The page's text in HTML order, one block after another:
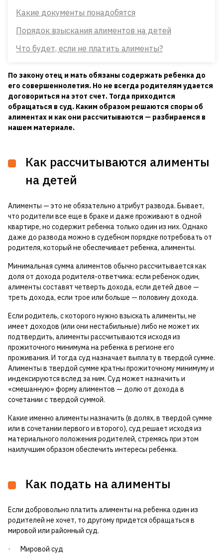
Какие документы понадобятся
Порядок взыскания алиментов на детей
Что будет, если не платить алименты?
По закону отец и мать обязаны содержать ребенка до
его совершеннолетия. Но не всегда родителям удается
договориться на этот счет. Тогда приходится
обращаться в суд. Каким образом решаются споры об
алиментах и как они рассчитываются — разбираемся в
нашем материале.
Как рассчитываются алименты
на детей
Алименты — это не обязательно атрибут развода. Бывает,
что родители все еще в браке и даже проживают в одной
квартире, но содержит ребенка только один из них. Однако
даже до развода можно в судебном порядке потребовать от
родителя, который не обеспечивает ребенка, алименты.
Минимальная сумма алиментов обычно рассчитывается как
доля от дохода родителя-ответчика: если ребенок один,
алименты составят четверть дохода, если детей двое —
треть дохода, если трое или больше — половину дохода.
Если родитель, с которого нужно взыскать алименты, не
имеет доходов (или они нестабильные) либо не может их
подтвердить, алименты рассчитываются исходя из
прожиточного минимума на ребенка в регионе его
проживания. И тогда суд назначает выплату в твердой сумме.
Алименты в твердой сумме кратны прожиточному минимуму и
индексируются вслед за ним. Суд может назначить и
«смешанную» форму алиментов — долю от дохода в
сочетании с твердой суммой.
Какие именно алименты назначить (в долях, в твердой сумме
или в сочетании первого и второго), суд решает исходя из
материального положения родителей, стремясь при этом
наилучшим образом обеспечить интересы ребенка.
Как подать на алименты
Если добровольно платить алименты на ребенка один из
родителей не хочет, то другому придется обращаться в
мировой или районный суд.
· Мировой суд